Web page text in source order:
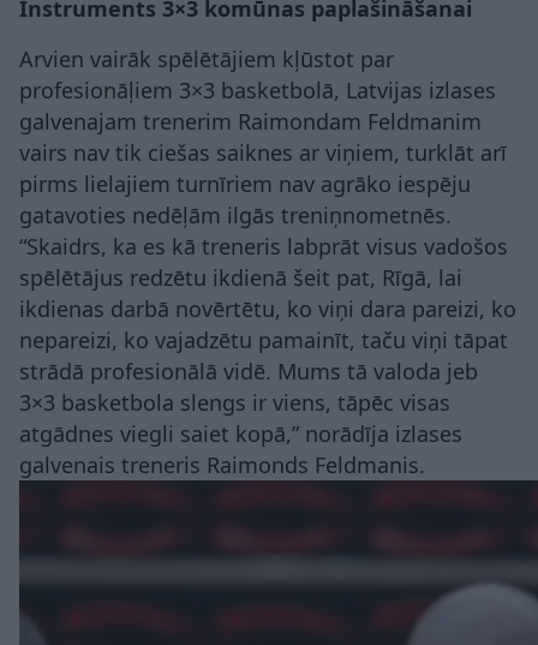
Instruments 3×3 komūnas paplašināšanai
Arvien vairāk spēlētājiem kļūstot par
profesionāļiem 3×3 basketbolā, Latvijas izlases
galvenajam trenerim Raimondam Feldmanim
vairs nav tik ciešas saiknes ar viņiem, turklāt arī
pirms lielajiem turnīriem nav agrāko iespēju
gatavoties nedēļām ilgās treniņnometnēs.
“Skaidrs, ka es kā treneris labprāt visus vadošos
spēlētājus redzētu ikdienā šeit pat, Rīgā, lai
ikdienas darbā novērtētu, ko viņi dara pareizi, ko
nepareizi, ko vajadzētu pamainīt, taču viņi tāpat
strādā profesionālā vidē. Mums tā valoda jeb
3×3 basketbola slengs ir viens, tāpēc visas
atgādnes viegli saiet kopā,” norādīja izlases
galvenais treneris Raimonds Feldmanis.